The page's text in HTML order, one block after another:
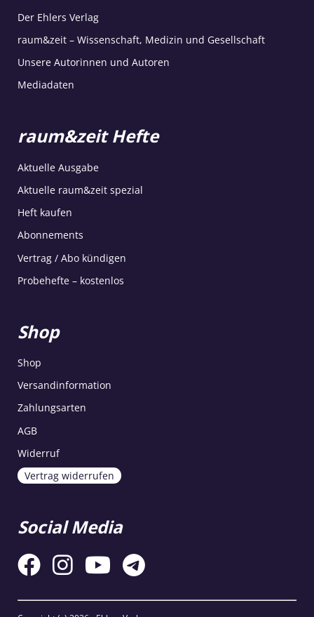
Der Ehlers Verlag
raum&zeit – Wissenschaft, Medizin und Gesellschaft
Unsere Autorinnen und Autoren
Mediadaten
raum&zeit Hefte
Aktuelle Ausgabe
Aktuelle raum&zeit spezial
Heft kaufen
Abonnements
Vertrag / Abo kündigen
Probehefte – kostenlos
Shop
Shop
Versandinformation
Zahlungsarten
AGB
Widerruf
Vertrag widerrufen
Social Media